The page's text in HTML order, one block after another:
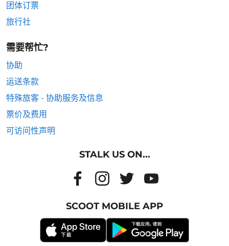
团体订票
旅行社
需要帮忙?
协助
运送条款
特殊旅客 - 协助服务及信息
票价及费用
可访问性声明
STALK US ON...
SCOOT MOBILE APP